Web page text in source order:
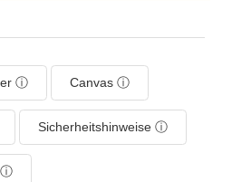
ⓘ Canvas ⓘ
Sicherheitshinweise ⓘ
ⓘ